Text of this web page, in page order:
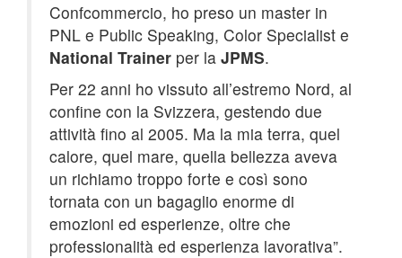
Confcommercio, ho preso un master in
PNL e Public Speaking, Color Specialist e
National Trainer per la JPMS.
Per 22 anni ho vissuto all’estremo Nord, al
confine con la Svizzera, gestendo due
attività fino al 2005. Ma la mia terra, quel
calore, quel mare, quella bellezza aveva
un richiamo troppo forte e così sono
tornata con un bagaglio enorme di
emozioni ed esperienze, oltre che
professionalità ed esperienza lavorativa”.